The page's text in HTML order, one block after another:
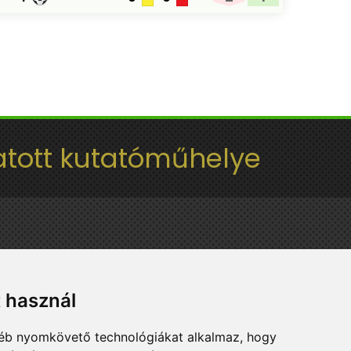
nyomkövető technológiákat alkalmaz, hogy
kutatóműhelye